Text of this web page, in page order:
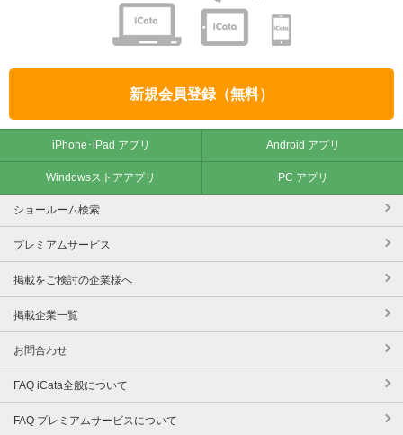
新規会員登録（無料）
iPhone･iPad アプリ Android アプリ
Windowsストアアプリ PC アプリ
ショールーム検索
プレミアムサービス
掲載をご検討の企業様へ
掲載企業一覧
お問合わせ
FAQ iCata全般について
FAQ プレミアムサービスについて